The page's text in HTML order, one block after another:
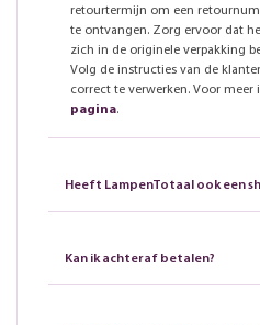
retourtermijn om een
te ontvangen. Zorg ervoor dat
zich in de originele verpakking
Volg de instructies van de
correct te verwerken. Voor meer
pagina.
Heeft LampenTotaal ook een
Kan ik achteraf betalen?